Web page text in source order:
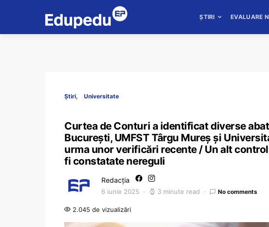
ȘTIRI EVALUARE
Știri Universitate
Curtea de Conturi a identificat diverse
București, UMFST Târgu Mureș și
urma unor verificări recente / Un alt
fi constatate nereguli
Redacția
6 iunie 2025 3 minute read No comments
2.045 de vizualizări